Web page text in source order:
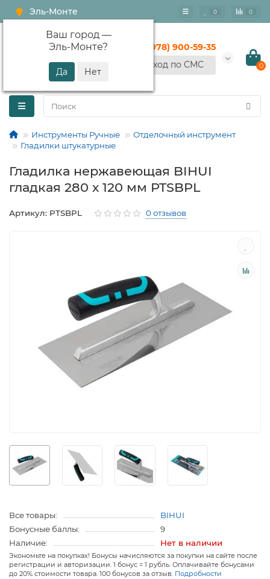
Эль-Монте
Ваш город —
Эль-Монте?
0 0
+7 (978) 900-59-35
Вход по СМС
0
Инструменты Ручные
Отделочный инструмент
Гладилки штукатурные
Гладилка нержавеющая BIHUI
гладкая 280 х 120 мм PTSBPL
Артикул: PTSBPL 0 отзывов
Все товары:
BIHUI
Бонусные баллы:
9
Наличие:
Нет в наличии
Экономьте на покупках! Бонусы начисляются за покупки на сайте после
регистрации и авторизации. 1 бонус = 1 рубль. Оплачивайте бонусами
до 20% стоимости товара. 100 бонусов за отзыв. Подробности